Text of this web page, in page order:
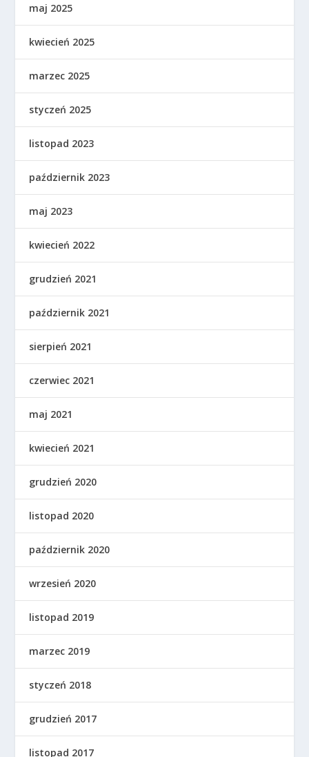
maj 2025
kwiecień 2025
marzec 2025
styczeń 2025
listopad 2023
październik 2023
maj 2023
kwiecień 2022
grudzień 2021
październik 2021
sierpień 2021
czerwiec 2021
maj 2021
kwiecień 2021
grudzień 2020
listopad 2020
październik 2020
wrzesień 2020
listopad 2019
marzec 2019
styczeń 2018
grudzień 2017
listopad 2017